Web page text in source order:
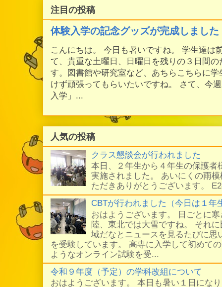
注目の投稿
体験入学の記念グッズが完成しました
こんにちは。 今日も暑いですね。 学生達は
て、貴重な土曜日、日曜日を残りの３日間
す。図書館や研究室など、あちらこちらに
けず頑張ってもらいたいですね。 さて、今
入学」...
人気の投稿
クラス懇談会が行われました
本日、２年生から４年生の保護者
実施されました。 あいにくの雨
ただきありがとうございます。
CBTが行われました（今日は１年
おはようございます。 日ごとに
陸、東北では大雪ですね。 それ
域だなとニュースを見るたびに思
を受験しています。 高専に入学して初めて
ようなオンライン試験を受...
令和９年度（予定）の学科改組について
おはようございます。 本日も暑い１日にな